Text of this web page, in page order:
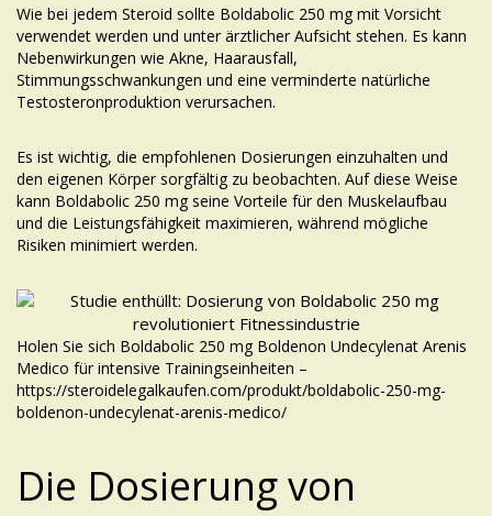
Wie bei jedem Steroid sollte Boldabolic 250 mg mit Vorsicht
verwendet werden und unter ärztlicher Aufsicht stehen. Es kann
Nebenwirkungen wie Akne, Haarausfall,
Stimmungsschwankungen und eine verminderte natürliche
Testosteronproduktion verursachen.
Es ist wichtig, die empfohlenen Dosierungen einzuhalten und
den eigenen Körper sorgfältig zu beobachten. Auf diese Weise
kann Boldabolic 250 mg seine Vorteile für den Muskelaufbau
und die Leistungsfähigkeit maximieren, während mögliche
Risiken minimiert werden.
Holen Sie sich Boldabolic 250 mg Boldenon Undecylenat Arenis
Medico für intensive Trainingseinheiten –
https://steroidelegalkaufen.com/produkt/boldabolic-250-mg-
boldenon-undecylenat-arenis-medico/
Die Dosierung von